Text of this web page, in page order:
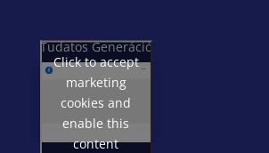
Tudatos Generáció
Click to accept
marketing
cookies and
enable this
content